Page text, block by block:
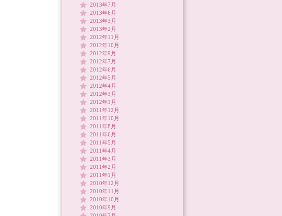
2013年7月
2013年6月
2013年3月
2013年2月
2012年11月
2012年10月
2012年9月
2012年7月
2012年6月
2012年5月
2012年4月
2012年3月
2012年1月
2011年12月
2011年10月
2011年8月
2011年6月
2011年5月
2011年4月
2011年3月
2011年2月
2011年1月
2010年12月
2010年11月
2010年10月
2010年9月